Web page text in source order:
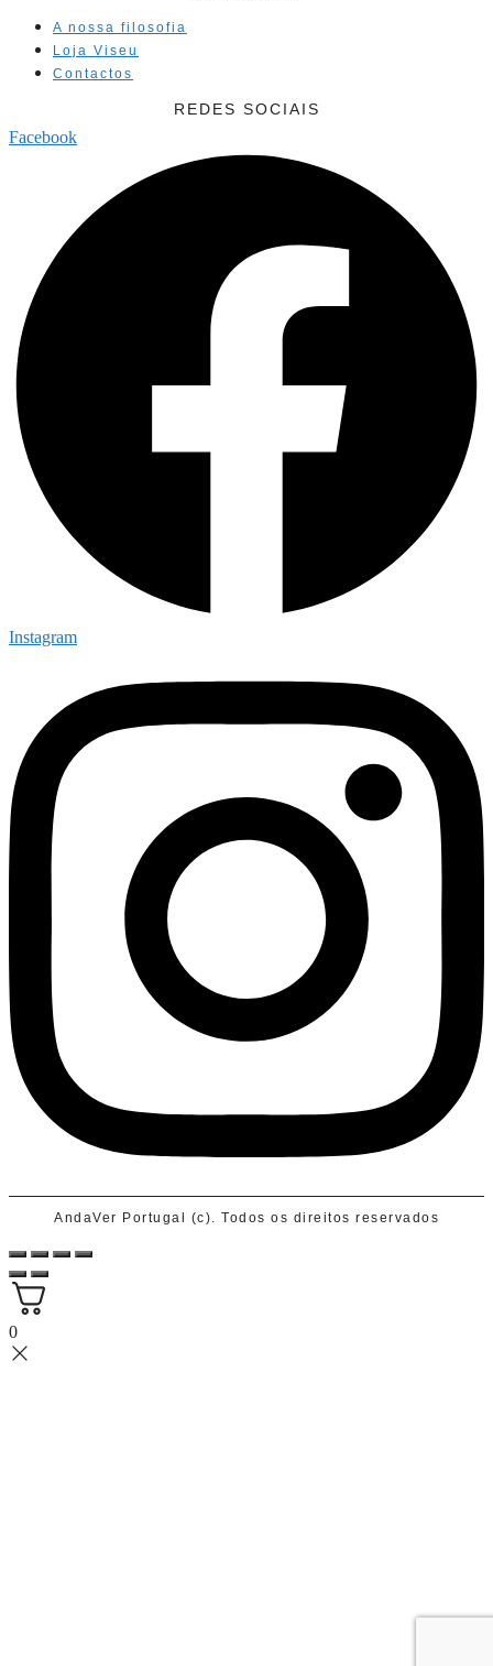
A nossa filosofia
Loja Viseu
Contactos
REDES SOCIAIS
Facebook
Instagram
AndaVer Portugal (c). Todos os direitos reservados
0